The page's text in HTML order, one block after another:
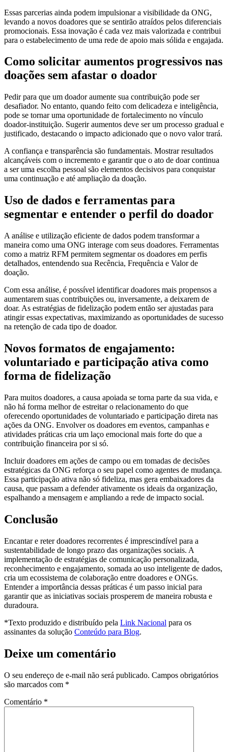
Essas parcerias ainda podem impulsionar a visibilidade da ONG,
levando a novos doadores que se sentirão atraídos pelos diferenciais
promocionais. Essa inovação é cada vez mais valorizada e contribui
para o estabelecimento de uma rede de apoio mais sólida e engajada.
Como solicitar aumentos progressivos nas
doações sem afastar o doador
Pedir para que um doador aumente sua contribuição pode ser
desafiador. No entanto, quando feito com delicadeza e inteligência,
pode se tornar uma oportunidade de fortalecimento no vínculo
doador-instituição. Sugerir aumentos deve ser um processo gradual e
justificado, destacando o impacto adicionado que o novo valor trará.
A confiança e transparência são fundamentais. Mostrar resultados
alcançáveis com o incremento e garantir que o ato de doar continua
a ser uma escolha pessoal são elementos decisivos para conquistar
uma continuação e até ampliação da doação.
Uso de dados e ferramentas para
segmentar e entender o perfil do doador
A análise e utilização eficiente de dados podem transformar a
maneira como uma ONG interage com seus doadores. Ferramentas
como a matriz RFM permitem segmentar os doadores em perfis
detalhados, entendendo sua Recência, Frequência e Valor de
doação.
Com essa análise, é possível identificar doadores mais propensos a
aumentarem suas contribuições ou, inversamente, a deixarem de
doar. As estratégias de fidelização podem então ser ajustadas para
atingir essas expectativas, maximizando as oportunidades de sucesso
na retenção de cada tipo de doador.
Novos formatos de engajamento:
voluntariado e participação ativa como
forma de fidelização
Para muitos doadores, a causa apoiada se torna parte da sua vida, e
não há forma melhor de estreitar o relacionamento do que
oferecendo oportunidades de voluntariado e participação direta nas
ações da ONG. Envolver os doadores em eventos, campanhas e
atividades práticas cria um laço emocional mais forte do que a
contribuição financeira por si só.
Incluir doadores em ações de campo ou em tomadas de decisões
estratégicas da ONG reforça o seu papel como agentes de mudança.
Essa participação ativa não só fideliza, mas gera embaixadores da
causa, que passam a defender ativamente os ideais da organização,
espalhando a mensagem e ampliando a rede de impacto social.
Conclusão
Encantar e reter doadores recorrentes é imprescindível para a
sustentabilidade de longo prazo das organizações sociais. A
implementação de estratégias de comunicação personalizada,
reconhecimento e engajamento, somada ao uso inteligente de dados,
cria um ecossistema de colaboração entre doadores e ONGs.
Entender a importância dessas práticas é um passo inicial para
garantir que as iniciativas sociais prosperem de maneira robusta e
duradoura.
*Texto produzido e distribuído pela Link Nacional para os
assinantes da solução Conteúdo para Blog.
Deixe um comentário
O seu endereço de e-mail não será publicado. Campos obrigatórios
são marcados com *
Comentário *